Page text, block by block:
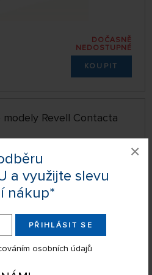
a využijte slevu
nákup*
PŘIHLÁSIT SE
osobních údajů
×
DOČASNĚ
NEDOSTUPNÉ
KOUPIT
Revell Contacta